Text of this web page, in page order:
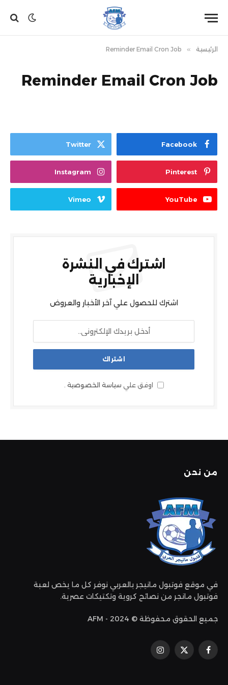
الرئيسية »
Reminder Email Cron Job
Reminder Email Cron Job
Facebook
Twitter
Pinterest
Instagram
YouTube
Vimeo
اشترك في النشرة
الإخبارية
اشترك للحصول علي آخر الأخبار والعروض
اوفق علي سياسة الخصوصية .
من نحن
في موقع فوتبول مانيجر بالعربي نوفر كل ما يخص لعبة
فوتبول مانجر من نصائح كروية وتكتيكات عصرية.
جميع الحقوق محفوظة © 2024 - AFM
فيسبوكإكس
الانستغرام